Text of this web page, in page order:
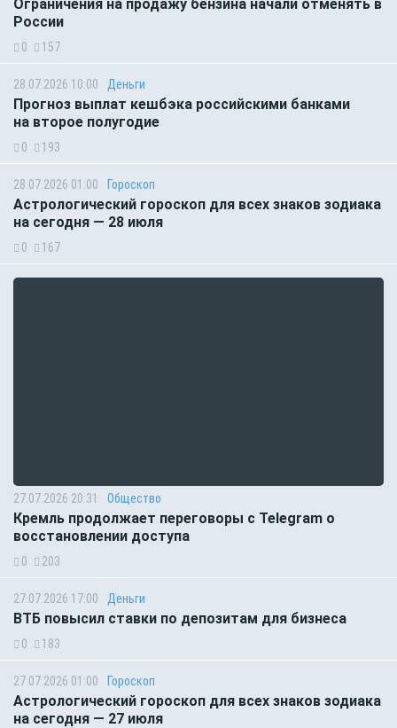
Ограничения на продажу бензина начали отменять в
России
0 157
28.07.2026 10:00 Деньги
Прогноз выплат кешбэка российскими банками
на второе полугодие
0 193
28.07.2026 01:00 Гороскоп
Астрологический гороскоп для всех знаков зодиака
на сегодня — 28 июля
0 167
27.07.2026 20:31 Общество
Кремль продолжает переговоры с Telegram о
восстановлении доступа
0 203
27.07.2026 17:00 Деньги
ВТБ повысил ставки по депозитам для бизнеса
0 183
27.07.2026 01:00 Гороскоп
Астрологический гороскоп для всех знаков зодиака
на сегодня — 27 июля